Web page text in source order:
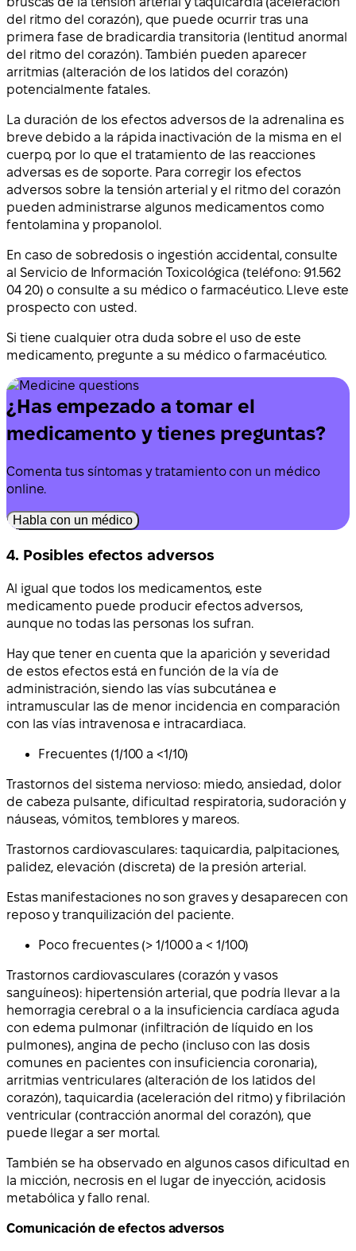
del ritmo del corazón), que puede ocurrir tras una
primera fase de bradicardia transitoria (lentitud anormal
del ritmo del corazón). También pueden aparecer
arritmias (alteración de los latidos del corazón)
potencialmente fatales.
La duración de los efectos adversos de la adrenalina es
breve debido a la rápida inactivación de la misma en el
cuerpo, por lo que el tratamiento de las reacciones
adversas es de soporte. Para corregir los efectos
adversos sobre la tensión arterial y el ritmo del corazón
pueden administrarse algunos medicamentos como
fentolamina y propanolol.
En caso de sobredosis o ingestión accidental, consulte
al Servicio de Información Toxicológica (teléfono: 91.562
04 20) o consulte a su médico o farmacéutico. Lleve este
prospecto con usted.
Si tiene cualquier otra duda sobre el uso de este
medicamento, pregunte a su médico o farmacéutico.
¿Has empezado a tomar el
medicamento y tienes preguntas?
Comenta tus síntomas y tratamiento con un médico
online.
Habla con un médico
4. Posibles efectos adversos
Al igual que todos los medicamentos, este
medicamento puede producir efectos adversos,
aunque no todas las personas los sufran.
Hay que tener en cuenta que la aparición y severidad
de estos efectos está en función de la vía de
administración, siendo las vías subcutánea e
intramuscular las de menor incidencia en comparación
con las vías intravenosa e intracardiaca.
Frecuentes (1/100 a <1/10)
Trastornos del sistema nervioso: miedo, ansiedad, dolor
de cabeza pulsante, dificultad respiratoria, sudoración y
náuseas, vómitos, temblores y mareos.
Trastornos cardiovasculares: taquicardia, palpitaciones,
palidez, elevación (discreta) de la presión arterial.
Estas manifestaciones no son graves y desaparecen con
reposo y tranquilización del paciente.
Poco frecuentes (> 1/1000 a < 1/100)
Trastornos cardiovasculares (corazón y vasos
sanguíneos): hipertensión arterial, que podría llevar a la
hemorragia cerebral o a la insuficiencia cardíaca aguda
con edema pulmonar (infiltración de líquido en los
pulmones), angina de pecho (incluso con las dosis
comunes en pacientes con insuficiencia coronaria),
arritmias ventriculares (alteración de los latidos del
corazón), taquicardia (aceleración del ritmo) y fibrilación
ventricular (contracción anormal del corazón), que
puede llegar a ser mortal.
También se ha observado en algunos casos dificultad en
la micción, necrosis en el lugar de inyección, acidosis
metabólica y fallo renal.
Comunicación de efectos adversos